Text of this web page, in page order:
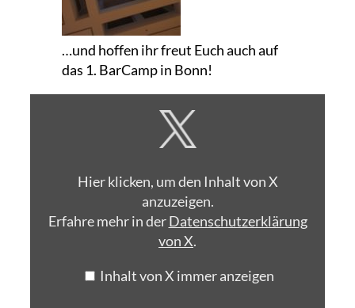
…und hoffen ihr freut Euch auch auf
das 1. BarCamp in Bonn!
Hier klicken, um den Inhalt von X
anzuzeigen.
Erfahre mehr in derDatenschutzerklärung
von X.
Inhalt von X immer anzeigen